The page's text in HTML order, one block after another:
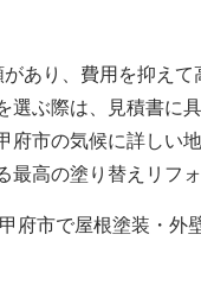
あり、費用を抑えて
選ぶ際は、見積書に
府市の気候に詳しい
高の塗り替えリフォ
府市で屋根塗装・外